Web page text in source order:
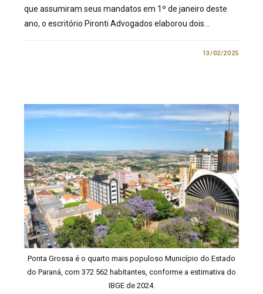
que assumiram seus mandatos em 1º de janeiro deste
ano, o escritório Pironti Advogados elaborou dois…
13/02/2025
Ponta Grossa é o quarto mais populoso Município do Estado
do Paraná, com 372 562 habitantes, conforme a estimativa do
IBGE de 2024.